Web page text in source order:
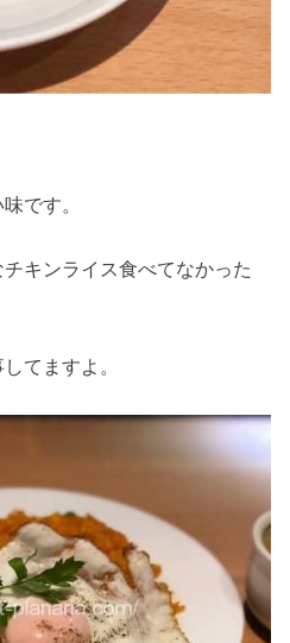
です。
キンライス食べてなかった
てますよ。